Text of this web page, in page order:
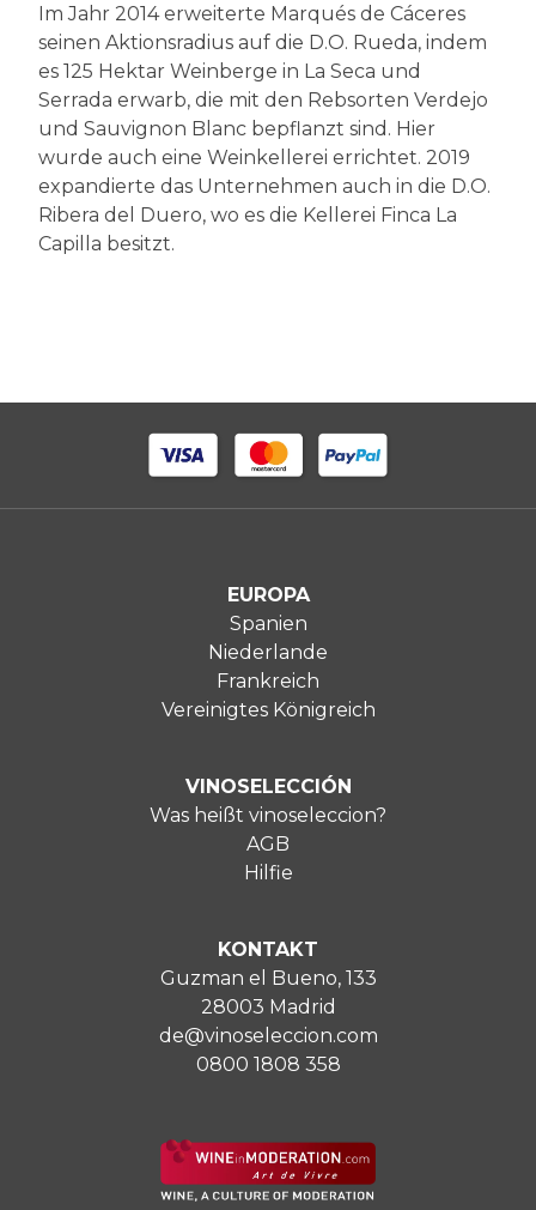
Im Jahr 2014 erweiterte Marqués de Cáceres
seinen Aktionsradius auf die D.O. Rueda, indem
es 125 Hektar Weinberge in La Seca und
Serrada erwarb, die mit den Rebsorten Verdejo
und Sauvignon Blanc bepflanzt sind. Hier
wurde auch eine Weinkellerei errichtet. 2019
expandierte das Unternehmen auch in die D.O.
Ribera del Duero, wo es die Kellerei Finca La
Capilla besitzt.
EUROPA
Spanien
Niederlande
Frankreich
Vereinigtes Königreich
VINOSELECCIÓN
Was heißt vinoseleccion?
AGB
Hilfie
KONTAKT
Guzman el Bueno, 133
28003 Madrid
de@vinoseleccion.com
0800 1808 358